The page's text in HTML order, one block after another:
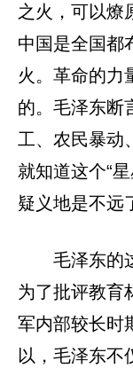
之火，可以燎
中国是全国都
火。革命的力
的。毛泽东断
工、农民暴动
就知道这个“
疑义地是不远
毛泽东的
为了批评教育
军内部较长时
以，毛泽东不